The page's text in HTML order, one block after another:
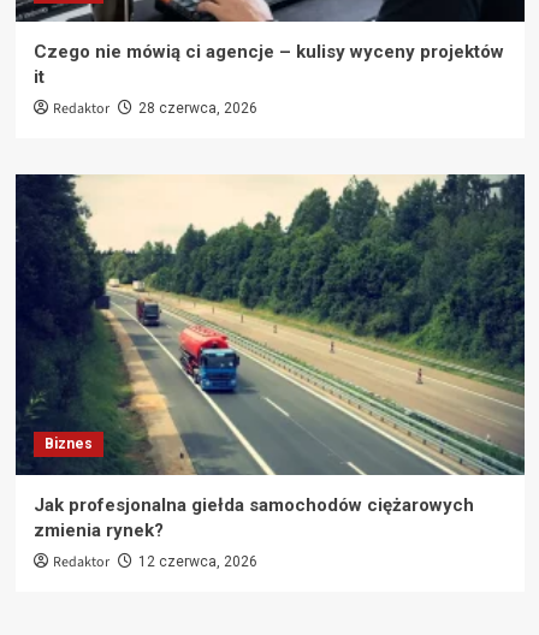
Czego nie mówią ci agencje – kulisy wyceny projektów
it
Redaktor 28 czerwca, 2026
Biznes
Jak profesjonalna giełda samochodów ciężarowych
zmienia rynek?
Redaktor 12 czerwca, 2026